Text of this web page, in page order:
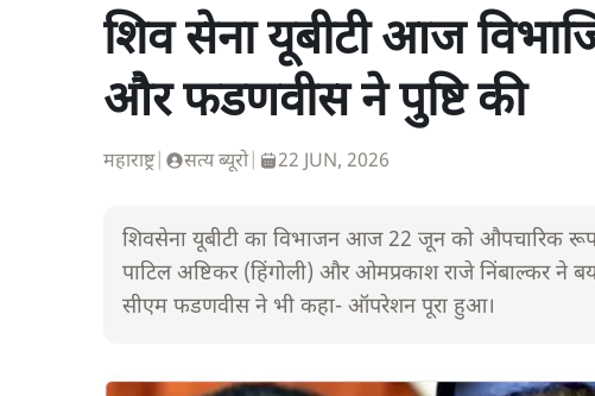
शिव सेना यूबीटी आज
और फडणवीस ने पुष्टि की
महाराष्ट्र| सत्य ब्यूरो| 22 JUN, 2026
शिवसेना यूबीटी का विभाजन आज 22 जून को औपचारिक रूप
पाटिल अष्टिकर (हिंगोली) और ओमप्रकाश राजे निंबाल्कर ने
सीएम फडणवीस ने भी कहा- ऑपरेशन पूरा हुआ।